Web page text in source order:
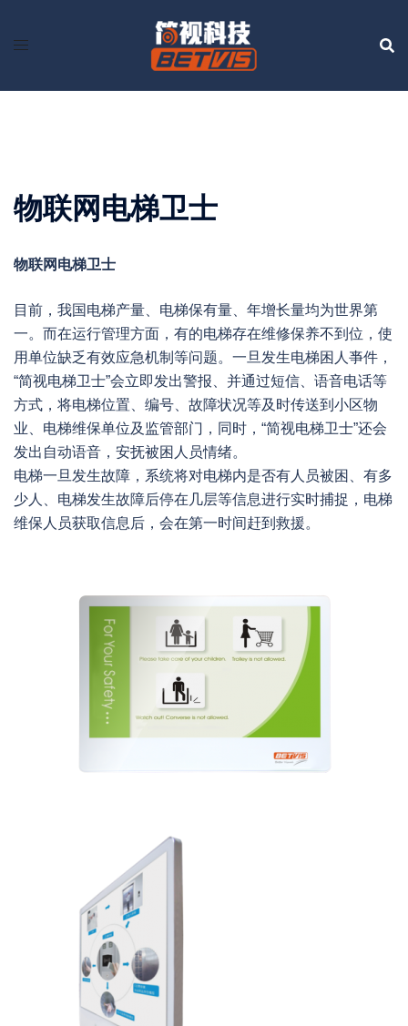
物联网电梯卫士
物联网电梯卫士
目前，我国电梯产量、电梯保有量、年增长量均为世界第
一。而在运行管理方面，有的电梯存在维修保养不到位，使
用单位缺乏有效应急机制等问题。一旦发生电梯困人亊件，
“简视电梯卫士”会立即发出警报、并通过短信、语音电话等
方式，将电梯位置、编号、故障状况等及时传送到小区物
业、电梯维保单位及监管部门，同时，“简视电梯卫士”还会
发出自动语音，安抚被困人员情绪。
电梯一旦发生故障，系统将对电梯内是否有人员被困、有多
少人、电梯发生故障后停在几层等信息进行实时捕捉，电梯
维保人员获取信息后，会在第一时间赶到救援。